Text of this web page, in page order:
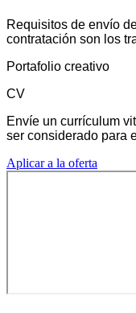
Requisitos de envío
contratación son los
Portafolio creativo
CV
Envíe un currículum
ser considerado para
Aplicar a la oferta